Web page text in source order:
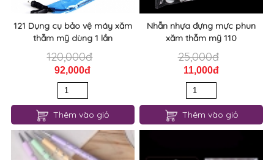
121 Dụng cụ bảo vệ máy xăm
thẫm mỹ dùng 1 lần
120,000đ
92,000đ
Thêm vào giỏ
Nhẫn nhựa đựng mực phun
xăm thẫm mỹ 110
25,000đ
11,000đ
Thêm vào giỏ